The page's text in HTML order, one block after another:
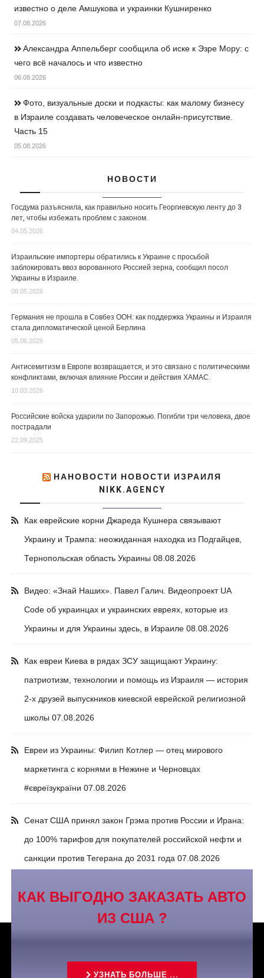
известно о деле Амшукова и украинки Кушниренко
07.08.2026
Александра Аппельберг сообщила об иске к Эзре Мору: с
чего всё началось и что известно
06.08.2026
Фото, визуальные доски и подкасты: как малому бизнесу
в Израиле создавать человеческое онлайн-присутствие.
Часть 15
05.08.2026
НОВОСТИ
Госдума разъяснила, как правильно носить Георгиевскую ленту до 3
лет, чтобы избежать проблем с законом.
04.05.2026
Израильские импортеры обратились к Украине с просьбой
заблокировать ввоз ворованного Россией зерна, сообщил посол
Украины в Израиле.
08.05.2026
Германия не прошла в Совбез ООН: как поддержка Украины и Израиля
стала дипломатической ценой Берлина
05.06.2026
Антисемитизм в Европе возвращается, и это связано с политическими
конфликтами, включая влияние России и действия ХАМАС.
10.03.2026
Российские войска ударили по Запорожью. Погибли три человека, двое
пострадали
22.09.2025
НАНОВОСТИ НОВОСТИ ИЗРАИЛЯ
NIKK.AGENCY
Как еврейские корни Джареда Кушнера связывают
Украину и Трампа: неожиданная находка из Подгайцев,
Тернопольская область Украины 08.08.2026
Видео: «Знай Наших». Павел Галич. Видеопроект UA
Code об украинцах и украинских евреях, которые из
Украины и для Украины здесь, в Израиле 08.08.2026
Как евреи Киева в рядах ЗСУ защищают Украину:
патриотизм, технологии и помощь из Израиля — история
2-х друзей выпускников киевской еврейской религиозной
школы 07.08.2026
Евреи из Украины: Филип Котлер — отец мирового
маркетинга с корнями в Нежине и Черновцах
#євреїзукраїни 07.08.2026
Сенат США принял закон Грэма против России и Ирана:
до 100% тарифов для покупателей российской нефти и
санкции против Тегерана до 2031 года 07.08.2026
КАК ВЫГОДНО ЗАКАЗАТЬ АВТО
ИЗ США ?
УЗНАТЬ БОЛЬШЕ ...